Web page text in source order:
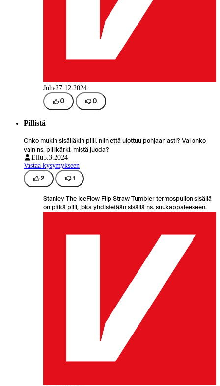
Juha27.12.2024
0 0
Pillistä
Onko mukin sisälläkin pilli, niin että ulottuu pohjaan asti? Vai onko
vain ns. pillikärki, mistä juoda?
Ellu5.3.2024
Vastaa kysymykseen
2 1
Stanley The IceFlow Flip Straw Tumbler termospullon sisällä
on pitkä pilli, joka yhdistetään sisällä ns. suukappaleeseen.